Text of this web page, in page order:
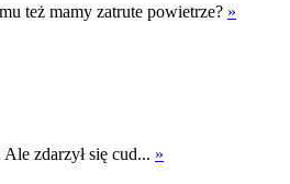
też mamy zatrute powietrze? »
zdarzył się cud... »